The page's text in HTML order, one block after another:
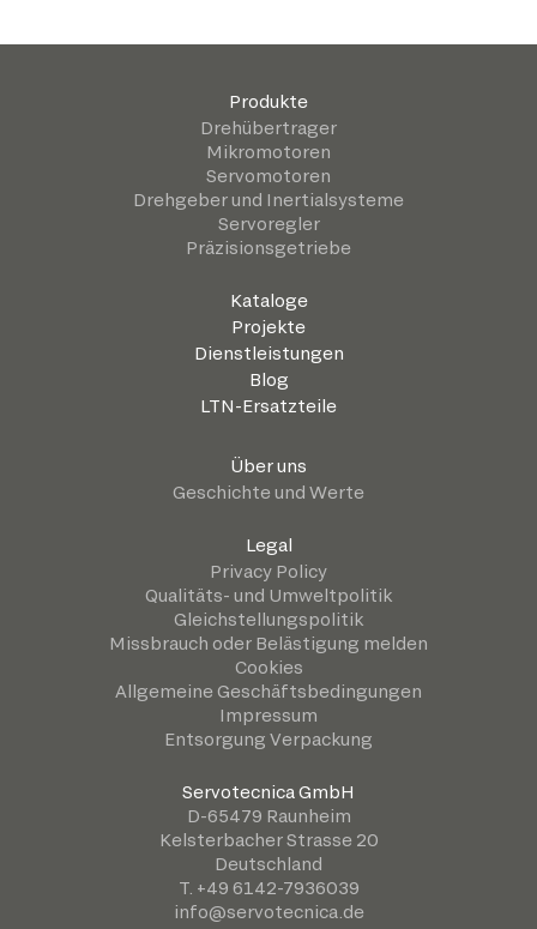
Produkte
Drehübertrager
Mikromotoren
Servomotoren
Drehgeber und Inertialsysteme
Servoregler
Präzisionsgetriebe
Kataloge
Projekte
Dienstleistungen
Blog
LTN-Ersatzteile
Über uns
Geschichte und Werte
Legal
Privacy Policy
Qualitäts- und Umweltpolitik
Gleichstellungspolitik
Missbrauch oder Belästigung melden
Cookies
Allgemeine Geschäftsbedingungen
Impressum
Entsorgung Verpackung
Servotecnica GmbH
D-65479 Raunheim
Kelsterbacher Strasse 20
Deutschland
T. +49 6142-7936039
info@servotecnica.de